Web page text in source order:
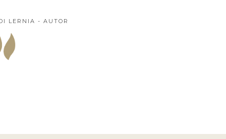
LERNIA - AUTOR